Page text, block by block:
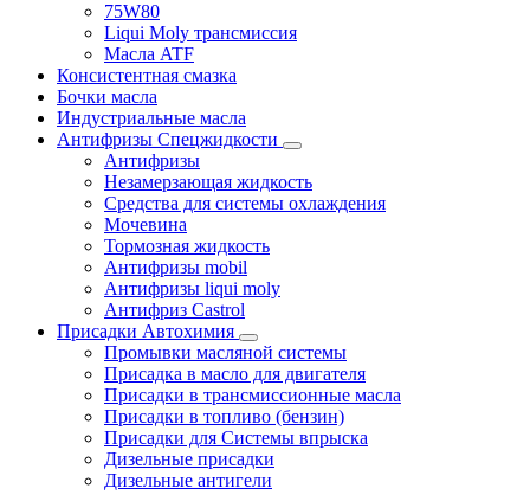
75W80
Liqui Moly трансмиссия
Масла ATF
Консистентная смазка
Бочки масла
Индустриальные масла
Антифризы Спецжидкости
Антифризы
Незамерзающая жидкость
Средства для системы охлаждения
Мочевина
Тормозная жидкость
Антифризы mobil
Антифризы liqui moly
Антифриз Castrol
Присадки Автохимия
Промывки масляной системы
Присадка в масло для двигателя
Присадки в трансмиссионные масла
Присадки в топливо (бензин)
Присадки для Системы впрыска
Дизельные присадки
Дизельные антигели